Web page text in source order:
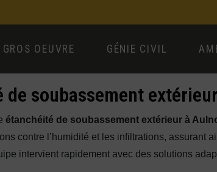
GROS OEUVRE GÉNIE CIVIL
de soubassement
étanchéité de soubassement extérieur à
contre l’humidité et les infiltrations, assurant
intervient rapidement avec des solutions